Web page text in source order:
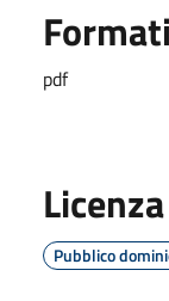
pdf
Pubblico